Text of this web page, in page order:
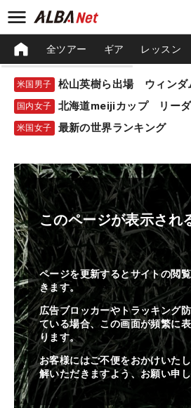
全ツアー ギア レッスン
米国男子
国内女子 北海道meijiカップ リー
米国女子 最新の世界ランキング
このページが表示され
ページを更新するとサイトの閲
きます。
広告ブロッカーやトラッキング
ている場合、この画面が頻繁に
ります。
お客様にはご不便をおかけいた
解いただきますよう、お願い申